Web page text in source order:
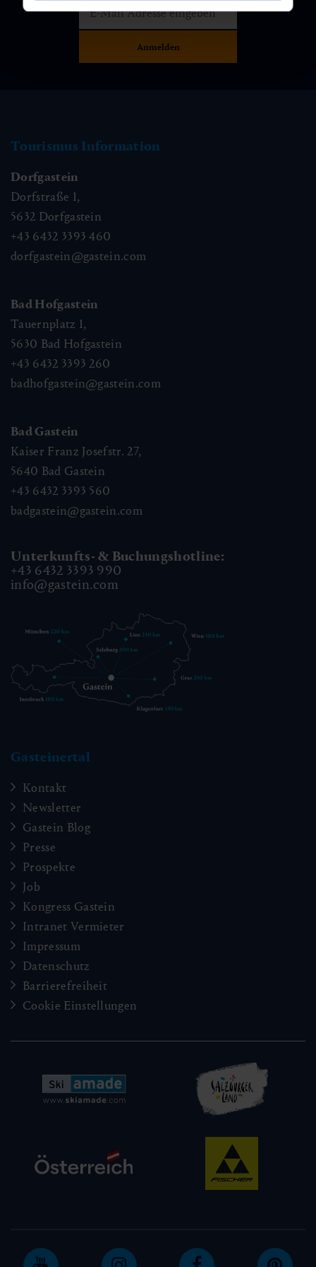
Tourismus Information
Dorfgastein
Dorfstraße 1,
5632 Dorfgastein
+43 6432 3393 460
dorfgastein@gastein.com
Bad Hofgastein
Tauernplatz 1,
5630 Bad Hofgastein
+43 6432 3393 260
badhofgastein@gastein.com
Bad Gastein
Kaiser Franz Josefstr. 27,
5640 Bad Gastein
+43 6432 3393 560
badgastein@gastein.com
Unterkunfts- & Buchungshotline:
+43 6432 3393 990
info@gastein.com
Gasteinertal
Kontakt
Newsletter
Gastein Blog
Presse
Prospekte
Job
Kongress Gastein
Intranet Vermieter
Impressum
Datenschutz
Barrierefreiheit
Cookie Einstellungen